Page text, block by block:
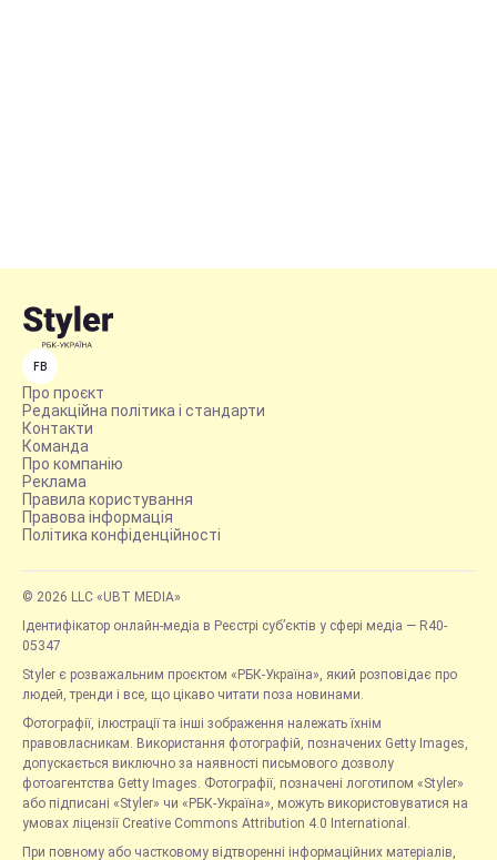
FB
Про проєкт
Редакційна політика і стандарти
Контакти
Команда
Про компанію
Реклама
Правила користування
Правова інформація
Політика конфіденційності
© 2026 LLC «UBT MEDIA»
Ідентифікатор онлайн-медіа в Реєстрі суб’єктів у сфері медіа — R40-
05347
Styler є розважальним проєктом «РБК-Україна», який розповідає про
людей, тренди і все, що цікаво читати поза новинами.
Фотографії, ілюстрації та інші зображення належать їхнім
правовласникам. Використання фотографій, позначених Getty Images,
допускається виключно за наявності письмового дозволу
фотоагентства Getty Images. Фотографії, позначені логотипом «Styler»
або підписані «Styler» чи «РБК-Україна», можуть використовуватися на
умовах ліцензії Creative Commons Attribution 4.0 International.
При повному або частковому відтворенні інформаційних матеріалів,